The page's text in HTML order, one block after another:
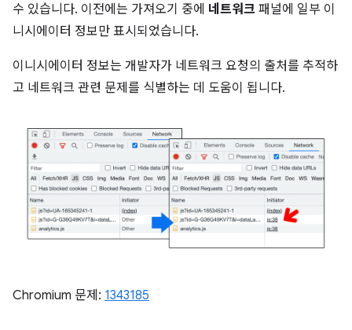
수 있습니다. 이전에는 가져오기 중에 네트워크 패널에 일부 이
니시에이터 정보만 표시되었습니다.
이니시에이터 정보는 개발자가 네트워크 요청의 출처를 추적하
고 네트워크 관련 문제를 식별하는 데 도움이 됩니다.
Chromium 문제: 1343185